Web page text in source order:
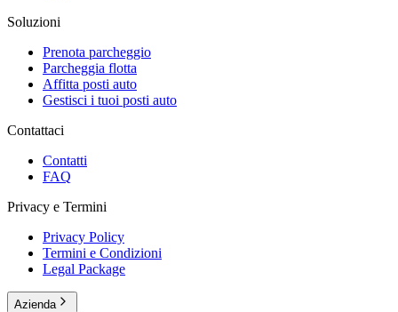
Soluzioni
Prenota parcheggio
Parcheggia flotta
Affitta posti auto
Gestisci i tuoi posti auto
Contattaci
Contatti
FAQ
Privacy e Termini
Privacy Policy
Termini e Condizioni
Legal Package
Azienda